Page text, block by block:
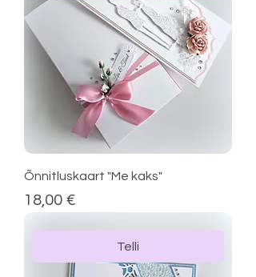
Õnnitluskaart "Me kaks"
Price
18,00 €
Telli